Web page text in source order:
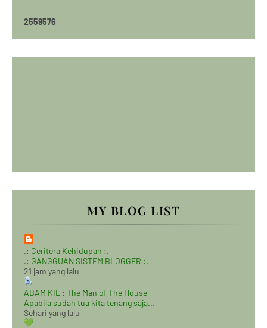
2559576
MY BLOG LIST
.: Ceritera Kehidupan :.
.: GANGGUAN SISTEM BLOGGER :.
21 jam yang lalu
ABAM KIE : The Man of The House
Apabila sudah tua kita tenang saja...
Sehari yang lalu